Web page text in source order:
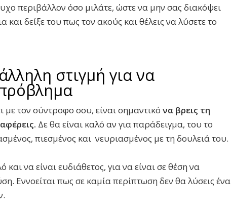
περιβάλλον όσο μιλάτε, ώστε να μην σας διακόψει
και δείξε του πως τον ακούς και θέλεις να λύσετε το
στιγμή για να
με τον σύντροφο σου, είναι σημαντικό να βρεις τη
Δε θα είναι καλό αν για παράδειγμα, του το
πιεσμένος και νευριασμένος με τη δουλειά του.
να είναι ευδιάθετος, για να είναι σε θέση να
Εννοείται πως σε καμία περίπτωση δεν θα λύσεις ένα